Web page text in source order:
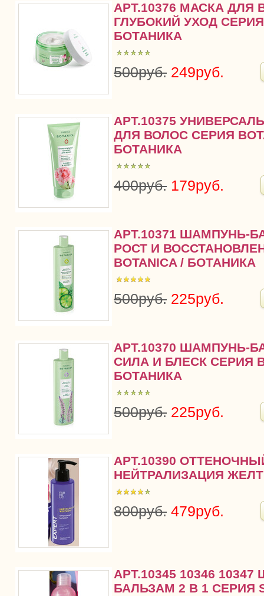
АРТ.10376 МАСКА ДЛЯ
ГЛУБОКИЙ УХОД СЕРИЯ
БОТАНИКА
500руб. 249руб.
АРТ.10375
ДЛЯ ВОЛОС СЕРИЯ
БОТАНИКА
400руб. 179руб.
АРТ.10371 ШАМПУНЬ-
РОСТ И
BOTANICA / БОТАНИКА
500руб. 225руб.
АРТ.10370 ШАМПУНЬ-
СИЛА И БЛЕСК СЕРИЯ
БОТАНИКА
500руб. 225руб.
АРТ.10390
НЕЙТРАЛИЗАЦИЯ
800руб. 479руб.
АРТ.10345 10346
БАЛЬЗАМ 2 В 1 СЕРИЯ